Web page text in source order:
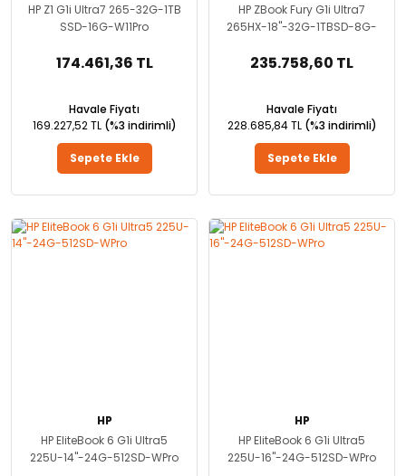
HP Z1 G1i Ultra7 265-32G-1TB
SSD-16G-W11Pro
174.461,36 TL
Havale Fiyatı
169.227,52 TL (%3 indirimli)
Sepete Ekle
HP ZBook Fury G1i Ultra7
265HX-18''-32G-1TBSD-8G-
235.758,60 TL
Havale Fiyatı
228.685,84 TL (%3 indirimli)
Sepete Ekle
HP
HP EliteBook 6 G1i Ultra5
225U-14''-24G-512SD-WPro
HP
HP EliteBook 6 G1i Ultra5
225U-16''-24G-512SD-WPro